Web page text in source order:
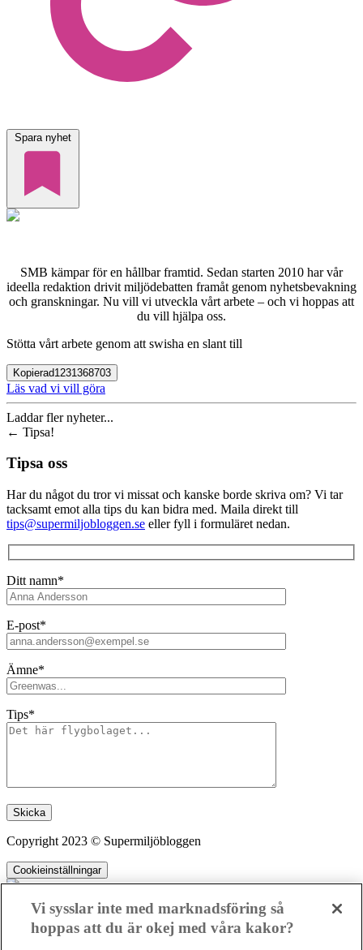
Spara nyhet
SMB kämpar för en hållbar framtid. Sedan starten 2010 har vår
ideella redaktion drivit miljödebatten framåt genom nyhetsbevakning
och granskningar. Nu vill vi utveckla vårt arbete – och vi hoppas att
du vill hjälpa oss.
Stötta vårt arbete genom att swisha en slant till
Kopierad1231368703
Läs vad vi vill göra
Laddar fler nyheter...
← Tipsa!
Tipsa oss
Har du något du tror vi missat och kanske borde skriva om? Vi tar
tacksamt emot alla tips du kan bidra med. Maila direkt till
tips@supermiljobloggen.se eller fyll i formuläret nedan.
Ditt namn*
E-post*
Ämne*
Tips*
Lämna detta fält tomt.
Copyright 2023 © Supermiljöbloggen
Cookieinställningar
Vi sysslar inte med marknadsföring så
hoppas att du är okej med våra kakor?